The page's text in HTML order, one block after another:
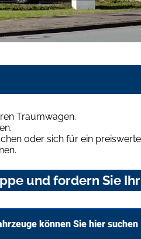
Traumwagen.
oder sich für ein
und fordern Sie
können Sie hier suchen